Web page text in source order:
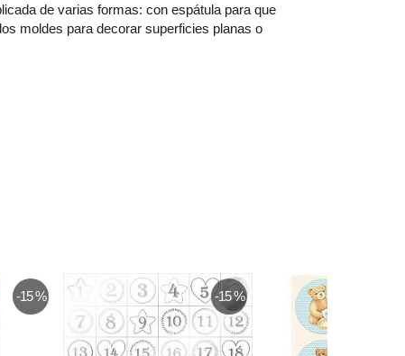
de varias formas: con espátula para que
moldes para decorar superficies planas o
-15 % -15 %